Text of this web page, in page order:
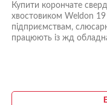
Купити корончате
хвостовиком Weldon
підприємствам,
працюють із жд